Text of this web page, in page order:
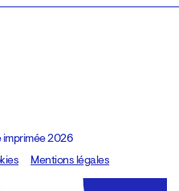
imprimée 2026
Mentions légales